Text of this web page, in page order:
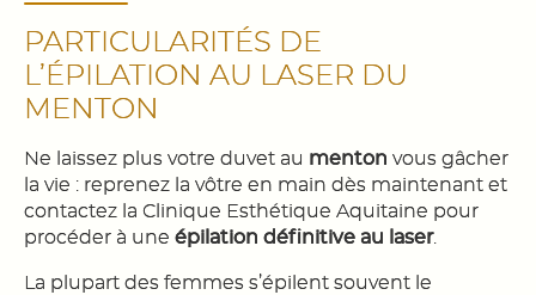
PARTICULARITÉS DE
L’ÉPILATION AU LASER DU
MENTON
Ne laissez plus votre duvet au menton vous gâcher
la vie : reprenez la vôtre en main dès maintenant et
contactez la Clinique Esthétique Aquitaine pour
procéder à une épilation définitive au laser.
La plupart des femmes s’épilent souvent le